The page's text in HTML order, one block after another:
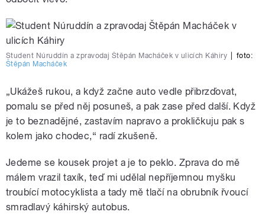
Student Núruddín a zpravodaj Štěpán Macháček v ulicích Káhiry
foto:
Štěpán Macháček
„Ukážeš rukou, a když začne auto vedle přibrzďovat,
pomalu se před něj posuneš, a pak zase před další. Když
je to beznadějné, zastavím napravo a prokličkuju pak s
kolem jako chodec,“ radí zkušeně.
Jedeme se kousek projet a je to peklo. Zprava do mě
málem vrazil taxík, teď mi udělal nepříjemnou myšku
troubící motocyklista a tady mě tlačí na obrubník řvoucí
smradlavý káhirský autobus.